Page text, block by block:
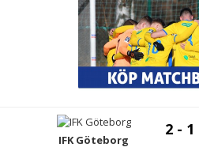
BILDGALLERIIFK Göteborg
2 - 1